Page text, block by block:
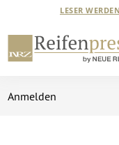
LESER WERDEN
Anmelden